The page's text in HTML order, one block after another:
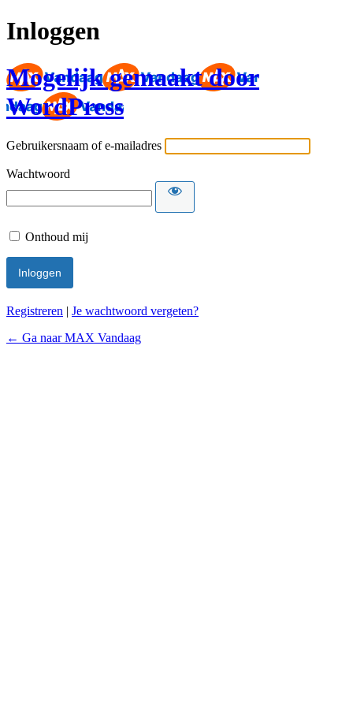
Inloggen
Mogelijk gemaakt door
WordPress
Gebruikersnaam of e-mailadres
Wachtwoord
Onthoud mij
Registreren | Je wachtwoord vergeten?
← Ga naar MAX Vandaag